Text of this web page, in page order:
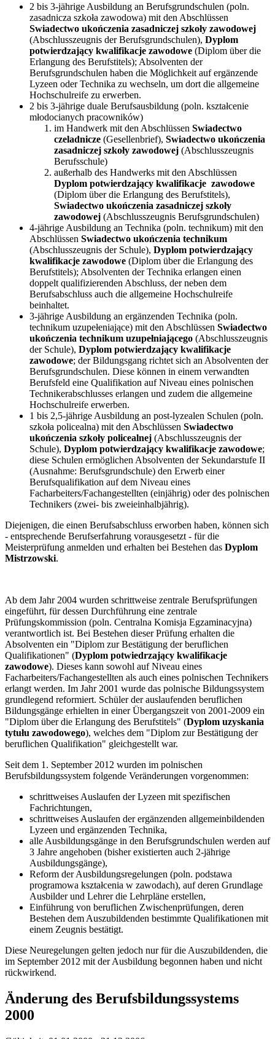
2 bis 3-jährige Ausbildung an Berufsgrundschulen (poln.
zasadnicza szkoła zawodowa) mit den Abschlüssen
Swiadectwo ukończenia zasadniczej szkoły zawodowej
(Abschlusszeugnis der Berufsgrundschulen), Dyplom
potwierdzający kwalifikacje zawodowe (Diplom über die
Erlangung des Berufstitels); Absolventen der
Berufsgrundschulen haben die Möglichkeit auf ergänzende
Lyzeen oder Technika zu wechseln, um dort die allgemeine
Hochschulreife zu erwerben.
2 bis 3-jährige duale Berufsausbildung (poln. kształcenie
młodocianych pracowników)
im Handwerk mit den Abschlüssen Swiadectwo
czeladnicze (Gesellenbrief), Swiadectwo ukończenia
zasadniczej szkoły zawodowej (Abschlusszeugnis
Berufsschule)
außerhalb des Handwerks mit den Abschlüssen
Dyplom potwierdzający kwalifikacje zawodowe
(Diplom über die Erlangung des Berufstitels),
Swiadectwo ukończenia zasadniczej szkoły
zawodowej (Abschlusszeugnis Berufsgrundschulen)
4-jährige Ausbildung an Technika (poln. technikum) mit den
Abschlüssen Swiadectwo ukończenia technikum
(Abschlusszeugnis der Schule), Dyplom potwierdzający
kwalifikacje zawodowe (Diplom über die Erlangung des
Berufstitels); Absolventen der Technika erlangen einen
doppelt qualifizierenden Abschluss, der neben dem
Berufsabschluss auch die allgemeine Hochschulreife
beinhaltet.
3-jährige Ausbildung an ergänzenden Technika (poln.
technikum uzupełeniające) mit den Abschlüssen Swiadectwo
ukończenia technikum uzupełniającego (Abschlusszeugnis
der Schule), Dyplom potwierdzający kwalifikacje
zawodowe; der Bildungsgang richtet sich an Absolventen der
Berufsgrundschulen. Diese können in einem verwandten
Berufsfeld eine Qualifikation auf Niveau eines polnischen
Technikerabschlusses erlangen und zudem die allgemeine
Hochschulreife erwerben.
1 bis 2,5-jährige Ausbildung an post-lyzealen Schulen (poln.
szkoła policealna) mit den Abschlüssen Swiadectwo
ukończenia szkoły policealnej (Abschlusszeugnis der
Schule), Dyplom potwierdzający kwalifikacje zawodowe;
diese Schulen ermöglichen Absolventen der Sekundarstufe II
(Ausnahme: Berufsgrundschule) den Erwerb einer
Berufsqualifikation auf dem Niveau eines
Facharbeiters/Fachangestellten (einjährig) oder des polnischen
Technikers (zwei- bis zweieinhalbjährig).
Diejenigen, die einen Berufsabschluss erworben haben, können sich
- entsprechende Berufserfahrung vorausgesetzt - für die
Meisterprüfung anmelden und erhalten bei Bestehen das Dyplom
Mistrzowski.
Ab dem Jahr 2004 wurden schrittweise zentrale Berufsprüfungen
eingeführt, für dessen Durchführung eine zentrale
Prüfungskommission (poln. Centralna Komisja Egzaminacyjna)
verantwortlich ist. Bei Bestehen dieser Prüfung erhalten die
Absolventen ein "Diplom zur Bestätigung der beruflichen
Qualifikationen" (Dyplom potwiedrzający kwalifikacje
zawodowe). Dieses kann sowohl auf Niveau eines
Facharbeiters/Fachangestellten als auch eines polnischen Technikers
erlangt werden. Im Jahr 2001 wurde das polnische Bildungssystem
grundlegend reformiert. Schüler der auslaufenden beruflichen
Bildungsgänge erhielten in einer Übergangszeit von 2001-2009 ein
"Diplom über die Erlangung des Berufstitels" (Dyplom uzyskania
tytułu zawodowego), welches dem "Diplom zur Bestätigung der
beruflichen Qualifikation" gleichgestellt war.
Seit dem 1. September 2012 wurden im polnischen
Berufsbildungssystem folgende Veränderungen vorgenommen:
schrittweises Auslaufen der Lyzeen mit spezifischen
Fachrichtungen,
schrittweises Auslaufen der ergänzenden allgemeinbildenden
Lyzeen und ergänzenden Technika,
alle Ausbildungsgänge in den Berufsgrundschulen werden auf
3 Jahre angehoben (bisher existierten auch 2-jährige
Ausbildungsgänge),
Reform der Ausbildungsregelungen (poln. podstawa
programowa kształcenia w zawodach), auf deren Grundlage
Ausbilder und Lehrer die Lehrpläne erstellen,
Einführung von beruflichen Zwischenprüfungen, deren
Bestehen dem Auszubildenden bestimmte Qualifikationen mit
einem Zeugnis bestätigt.
Diese Neuregelungen gelten jedoch nur für die Auszubildenden, die
im September 2012 mit der Ausbildung begonnen haben und nicht
rückwirkend.
Änderung des Berufsbildungssystems
2000